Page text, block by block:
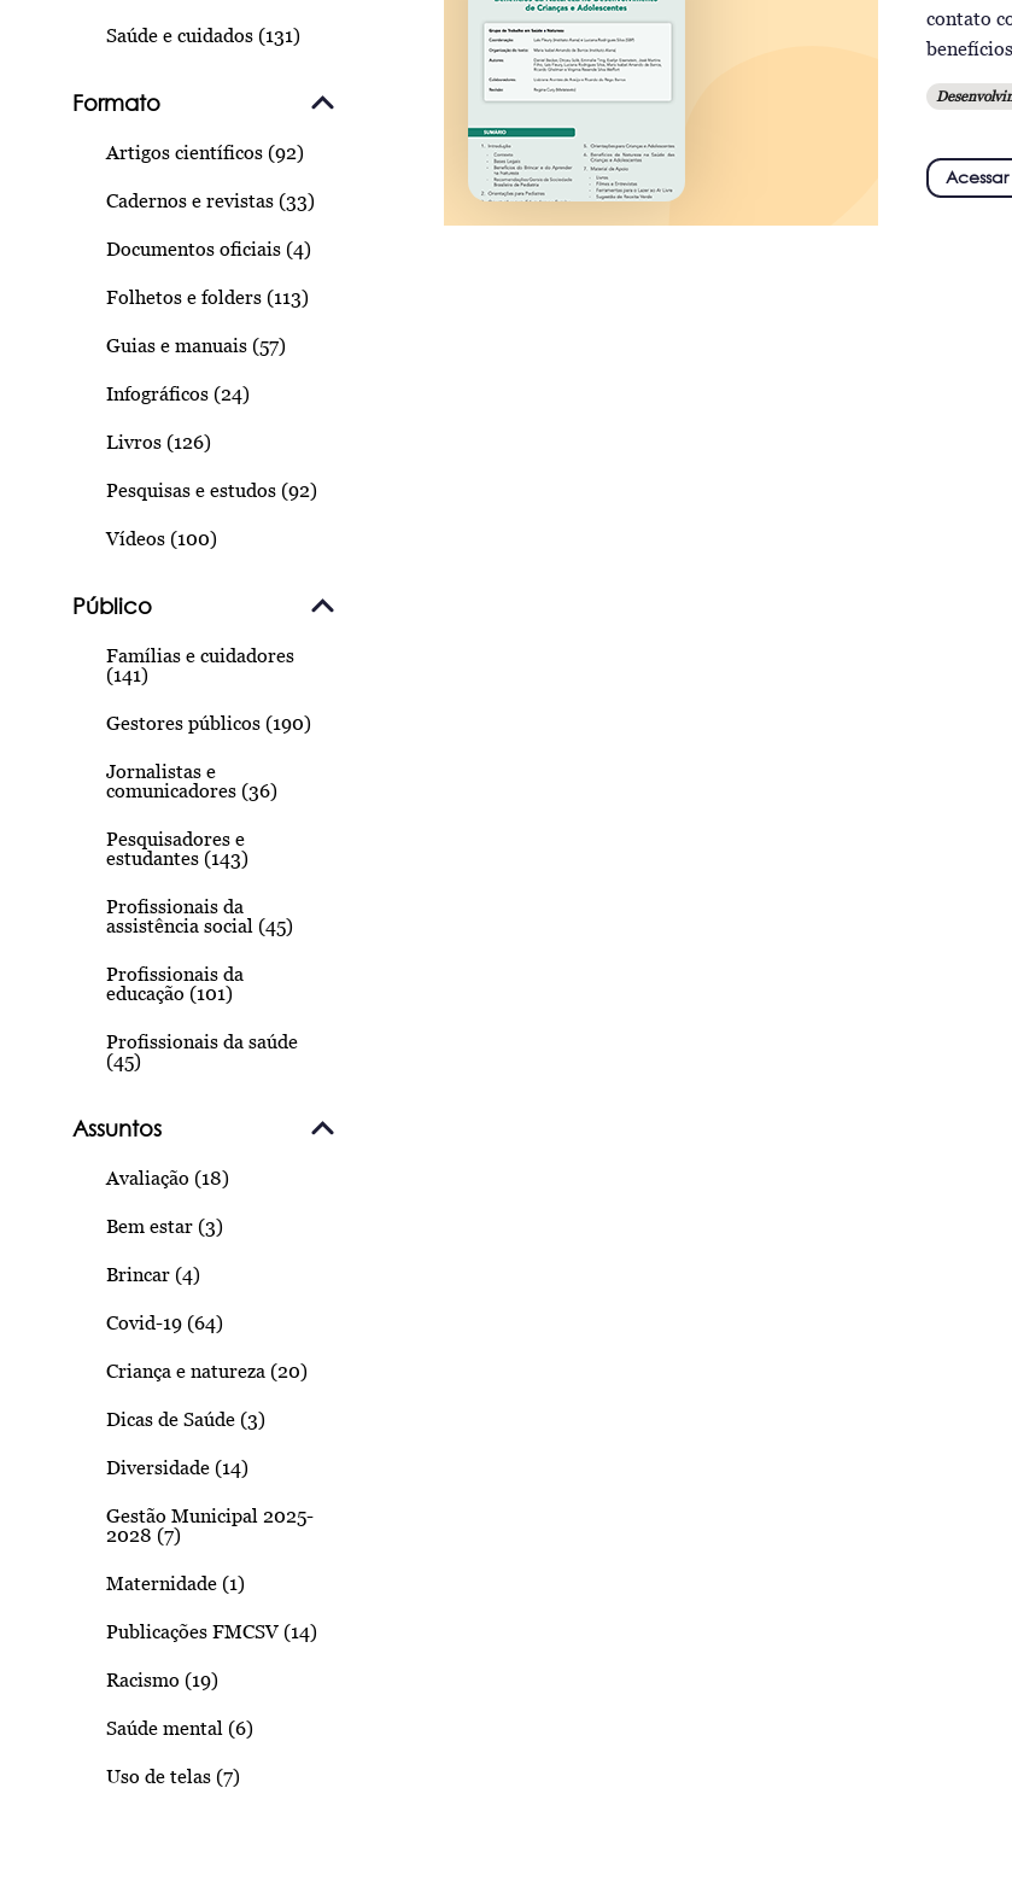
Saúde e cuidados (131)
Formato
Artigos científicos (92)
Cadernos e revistas (33)
Documentos oficiais (4)
Folhetos e folders (113)
Guias e manuais (57)
Infográficos (24)
Livros (126)
Pesquisas e estudos (92)
Vídeos (100)
Público
Famílias e cuidadores
(141)
Gestores públicos (190)
Jornalistas e
comunicadores (36)
Pesquisadores e
estudantes (143)
Profissionais da
assistência social (45)
Profissionais da
educação (101)
Profissionais da saúde
(45)
Assuntos
Avaliação (18)
Bem estar (3)
Brincar (4)
Covid-19 (64)
Criança e natureza (20)
Dicas de Saúde (3)
Diversidade (14)
Gestão Municipal 2025-
2028 (7)
Maternidade (1)
Publicações FMCSV (14)
Racismo (19)
Saúde mental (6)
Uso de telas (7)
contato
Acessar